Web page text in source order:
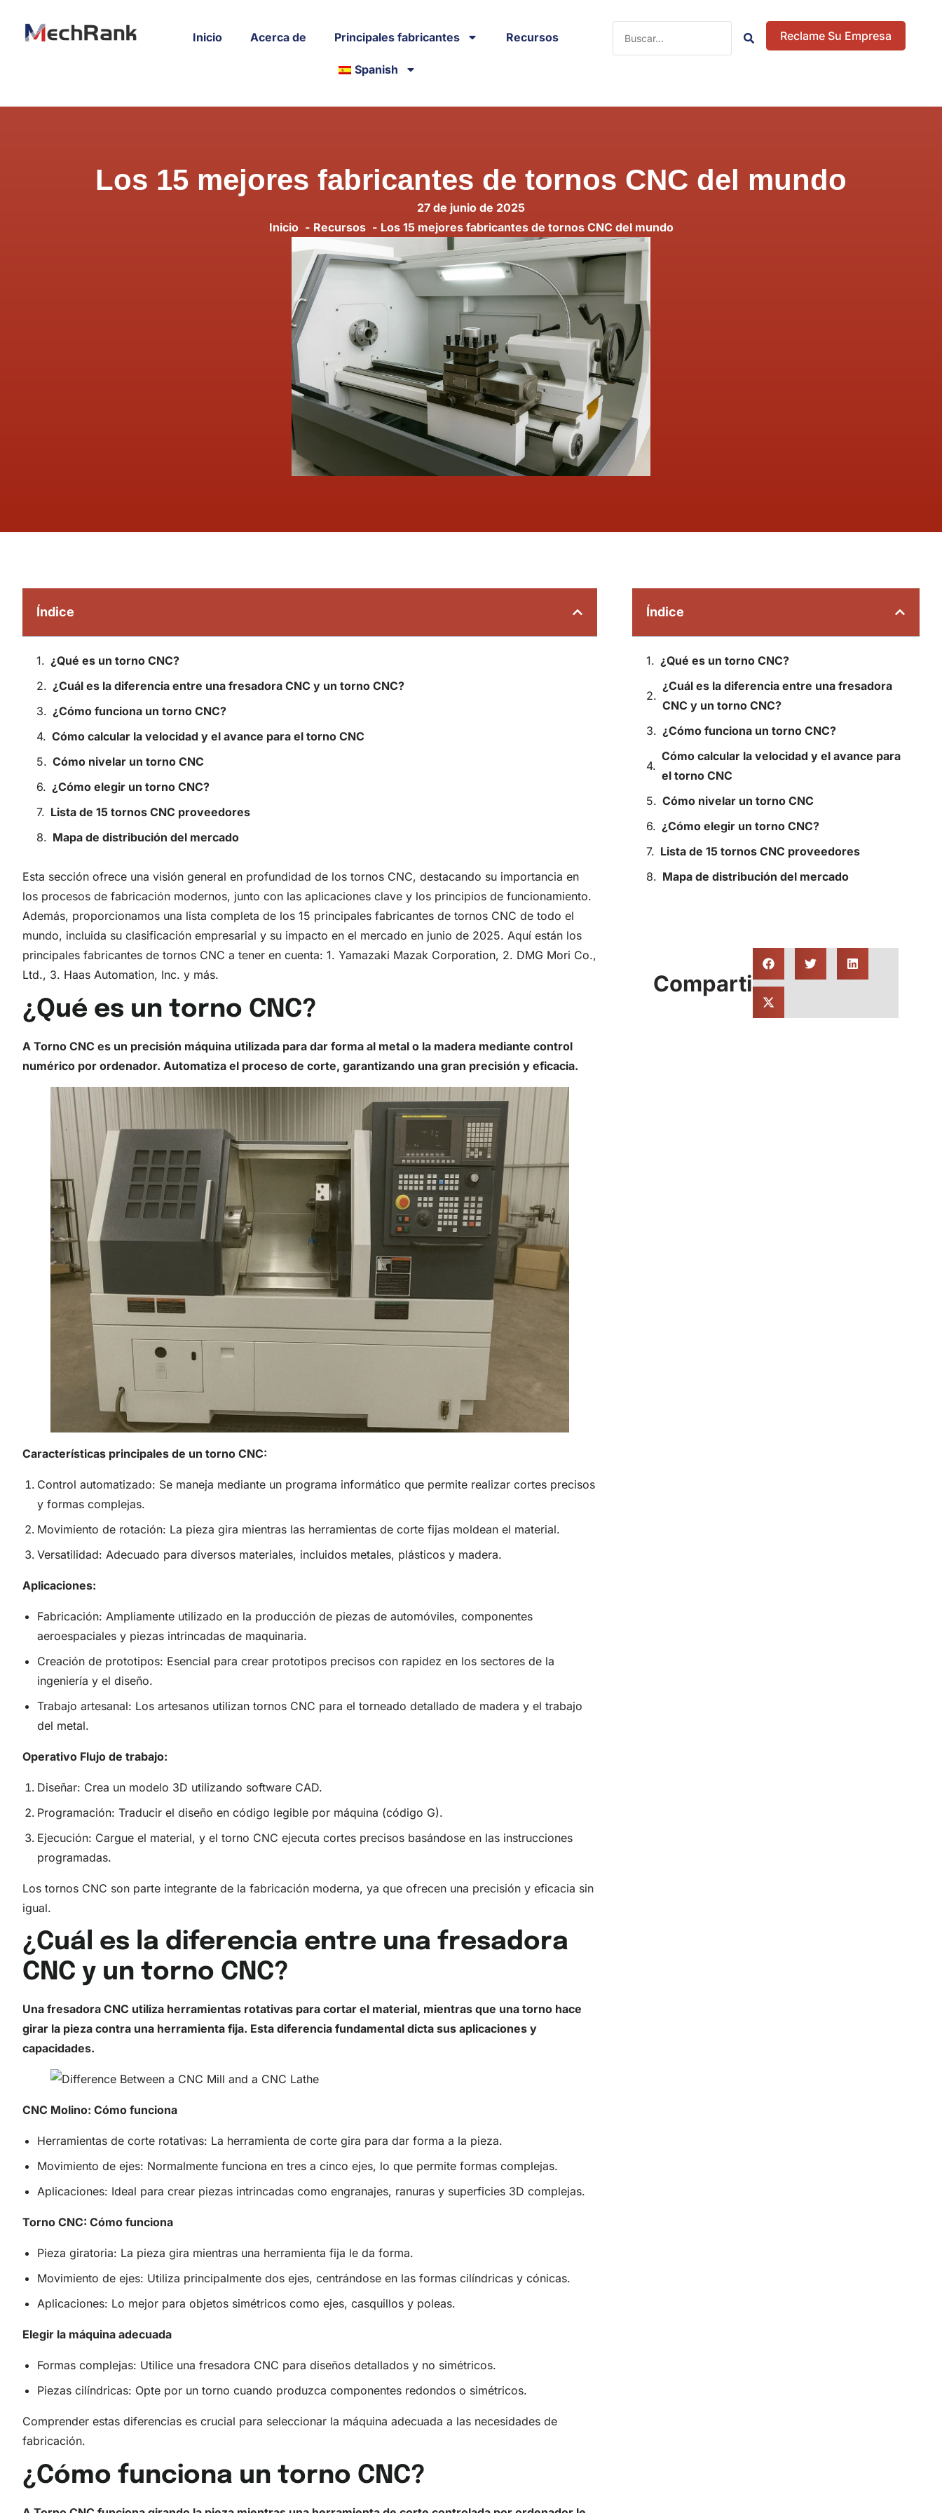
Inicio Acerca de Principales fabricantes Recursos
Spanish
Reclame Su Empresa
Los 15 mejores fabricantes de tornos CNC del mundo
27 de junio de 2025
Inicio
Recursos Los 15 mejores fabricantes de tornos CNC del mundo
Índice
¿Qué es un torno CNC?
¿Cuál es la diferencia entre una fresadora CNC y un torno CNC?
¿Cómo funciona un torno CNC?
Cómo calcular la velocidad y el avance para el torno CNC
Cómo nivelar un torno CNC
¿Cómo elegir un torno CNC?
Lista de 15 tornos CNC proveedores
Mapa de distribución del mercado
Esta sección ofrece una visión general en profundidad de los tornos CNC, destacando su importancia en
los procesos de fabricación modernos, junto con las aplicaciones clave y los principios de funcionamiento.
Además, proporcionamos una lista completa de los 15 principales fabricantes de tornos CNC de todo el
mundo, incluida su clasificación empresarial y su impacto en el mercado en junio de 2025. Aquí están los
principales fabricantes de tornos CNC a tener en cuenta: 1. Yamazaki Mazak Corporation, 2. DMG Mori Co.,
Ltd., 3. Haas Automation, Inc. y más.
¿Qué es un torno CNC?
A Torno CNC es un precisión máquina utilizada para dar forma al metal o la madera mediante control
numérico por ordenador. Automatiza el proceso de corte, garantizando una gran precisión y eficacia.
Características principales de un torno CNC:
Control automatizado: Se maneja mediante un programa informático que permite realizar cortes precisos
y formas complejas.
Movimiento de rotación: La pieza gira mientras las herramientas de corte fijas moldean el material.
Versatilidad: Adecuado para diversos materiales, incluidos metales, plásticos y madera.
Aplicaciones:
Fabricación: Ampliamente utilizado en la producción de piezas de automóviles, componentes
aeroespaciales y piezas intrincadas de maquinaria.
Creación de prototipos: Esencial para crear prototipos precisos con rapidez en los sectores de la
ingeniería y el diseño.
Trabajo artesanal: Los artesanos utilizan tornos CNC para el torneado detallado de madera y el trabajo
del metal.
Operativo Flujo de trabajo:
Diseñar: Crea un modelo 3D utilizando software CAD.
Programación: Traducir el diseño en código legible por máquina (código G).
Ejecución: Cargue el material, y el torno CNC ejecuta cortes precisos basándose en las instrucciones
programadas.
Los tornos CNC son parte integrante de la fabricación moderna, ya que ofrecen una precisión y eficacia sin
igual.
¿Cuál es la diferencia entre una fresadora
CNC y un torno CNC?
Una fresadora CNC utiliza herramientas rotativas para cortar el material, mientras que una torno hace
girar la pieza contra una herramienta fija. Esta diferencia fundamental dicta sus aplicaciones y
capacidades.
CNC Molino: Cómo funciona
Herramientas de corte rotativas: La herramienta de corte gira para dar forma a la pieza.
Movimiento de ejes: Normalmente funciona en tres a cinco ejes, lo que permite formas complejas.
Aplicaciones: Ideal para crear piezas intrincadas como engranajes, ranuras y superficies 3D complejas.
Torno CNC: Cómo funciona
Pieza giratoria: La pieza gira mientras una herramienta fija le da forma.
Movimiento de ejes: Utiliza principalmente dos ejes, centrándose en las formas cilíndricas y cónicas.
Aplicaciones: Lo mejor para objetos simétricos como ejes, casquillos y poleas.
Elegir la máquina adecuada
Formas complejas: Utilice una fresadora CNC para diseños detallados y no simétricos.
Piezas cilíndricas: Opte por un torno cuando produzca componentes redondos o simétricos.
Comprender estas diferencias es crucial para seleccionar la máquina adecuada a las necesidades de
fabricación.
¿Cómo funciona un torno CNC?
Índice
¿Qué es un torno CNC?
¿Cuál es la diferencia entre una fresadora
CNC y un torno CNC?
¿Cómo funciona un torno CNC?
Cómo calcular la velocidad y el avance para
el torno CNC
Cómo nivelar un torno CNC
¿Cómo elegir un torno CNC?
Lista de 15 tornos CNC proveedores
Mapa de distribución del mercado
Compartir